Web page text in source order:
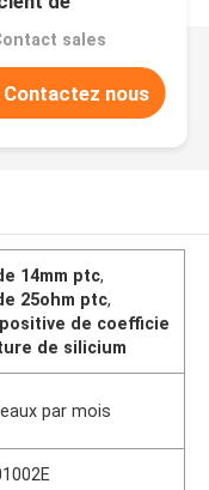
sales
Contactez nous
14mm ptc,
25ohm ptc,
de coefficie
de silicium
par mois